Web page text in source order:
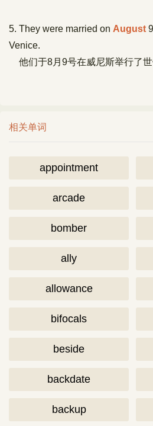
5. They were married on August
Venice.
他们于8月9号在威尼斯举行了世
相关单词
appointment
arcade
bomber
ally
allowance
bifocals
beside
backdate
backup